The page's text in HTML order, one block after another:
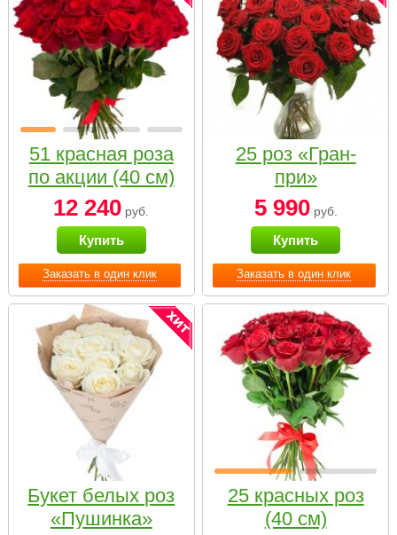
Заказать в один клик
51 красная роза
по акции (40 см)
12 240 руб.
Купить
Заказать в один клик
25 роз «Гран-
при»
5 990руб.
Купить
Букет белых роз
«Пушинка»
25 красных роз
(40 см)